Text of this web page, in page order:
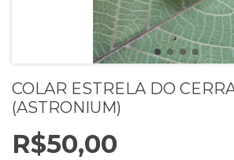
COLAR ESTRELA DO
(ASTRONIUM)
R$50,00